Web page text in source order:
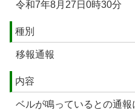
令和7年8月27日0時30分
種別
移報通報
内容
ベルが鳴っているとの通